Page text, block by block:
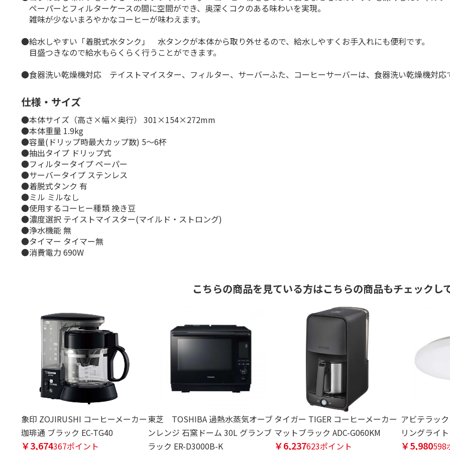
ペーパーとフィルターケースの間に空間ができ、奥深くコクのある味わいを実現。
雑味が少ないまろやかなコーヒーが味わえます。
●給水しやすい「着脱式水タンク」 水タンクが本体から取り外せるので、給水しやすくお手入れにも便利です。
目盛つきなので給水もらくらく行うことができます。
●食器洗い乾燥機対応 テイストマイスター、フィルター、サーバーふた、コーヒーサーバーは、食器洗い乾燥機対応
仕様・サイズ
●本体サイズ（高さ×幅×奥行） 301×154×272mm
●本体重量 1.9kg
●容量(ドリップ時最大カップ数) 5～6杯
●抽出タイプ ドリップ式
●フィルタータイプ ペーパー
●サーバータイプ ステンレス
●着脱式タンク 有
●ミル ミルなし
●使用するコーヒー種類 挽き豆
●濃度選択 テイストマイスター(マイルド・ストロング)
●浄水機能 無
●タイマー タイマー無
●消費電力 690W
こちらの商品を見ている方はこちらの商品もチェックし
象印 ZOJIRUSHI コーヒーメーカー
珈琲通 ブラック EC-TG40
￥3,674367ポイント
東芝 TOSHIBA 過熱水蒸気オーブ
ンレンジ 石窯ドーム 30L グランブ
ラック ER-D3000B-K
タイガー TIGER コーヒーメーカー
マットブラック ADC-G060KM
￥6,237623ポイント
アビテラッ
リングライ
￥5,980598